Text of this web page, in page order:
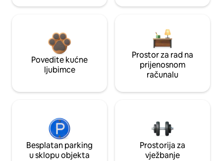
Povedite kućne
ljubimce
Prostor za rad na
prijenosnom
računalu
Besplatan parking
u sklopu objekta
Prostorija za
vježbanje